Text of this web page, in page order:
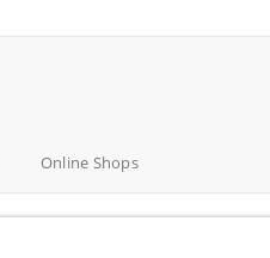
Online Shops